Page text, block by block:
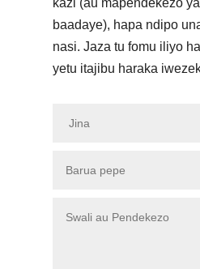
baadaye), hapa ndipo
nasi. Jaza tu fomu iliyo
yetu itajibu haraka